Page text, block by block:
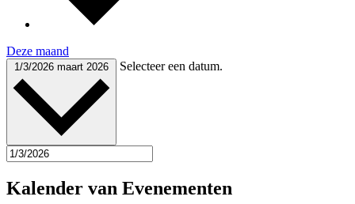
Deze maand
1/3/2026 maart 2026 Selecteer een datum.
Kalender van Evenementen